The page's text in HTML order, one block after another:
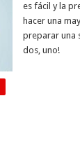
es fácil y la
hacer una
preparar una
dos, uno!